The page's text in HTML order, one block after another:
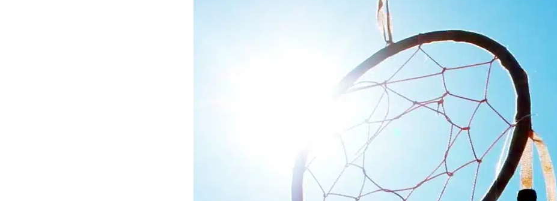
PAGES
Charte des commentaires et publications
Conditions
d’utilisation
Nous contacter Politique de confidentialité